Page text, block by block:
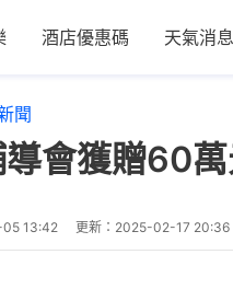
酒店優惠碼 天氣消息
聞
導會獲贈60
13:42 更新： 2025-02-17 20:36